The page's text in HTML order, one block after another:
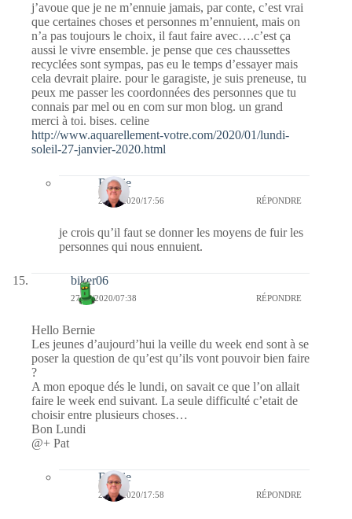
j’avoue que je ne m’ennuie jamais, par conte, c’est vrai
que certaines choses et personnes m’ennuient, mais on
n’a pas toujours le choix, il faut faire avec….c’est ça
aussi le vivre ensemble. je pense que ces chaussettes
recyclées sont sympas, pas eu le temps d’essayer mais
cela devrait plaire. pour le garagiste, je suis preneuse, tu
peux me passer les coordonnées des personnes que tu
connais par mel ou en com sur mon blog. un grand
merci à toi. bises. celine
http://www.aquarellement-votre.com/2020/01/lundi-
soleil-27-janvier-2020.html
Bernie
27/01/2020/17:56 RÉPONDRE
je crois qu’il faut se donner les moyens de fuir les
personnes qui nous ennuient.
biker06
27/01/2020/07:38 RÉPONDRE
Hello Bernie
Les jeunes d’aujourd’hui la veille du week end sont à se
poser la question de qu’est qu’ils vont pouvoir bien faire
?
A mon epoque dés le lundi, on savait ce que l’on allait
faire le week end suivant. La seule difficulté c’etait de
choisir entre plusieurs choses…
Bon Lundi
@+ Pat
Bernie
27/01/2020/17:58 RÉPONDRE